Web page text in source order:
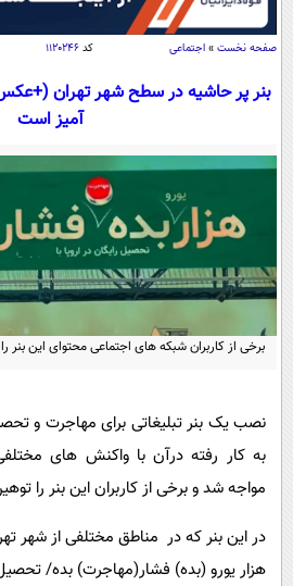
سیاسی
اقتصاد
اقتصادی
خودرو
جامعه
اجتماعی
حوادث
یک برش دانایی
محیط زیست
ورزشی
بین الملل
فرهنگ و هنر
علم و دانش
علمی
اخبار کریپتو
قرآن
گوناگون
سرگرمی
مجله تصویری سلاح
فیلم
ورزش
سیاست
سرگرمی
فناوری
گوناگون
خواندنی ها و دیدنی ها
داستان کوتاه
پیامک
روانشناسی
آشپزی
آموزش زبان
صفحه نخست » اجتماعی کد۱۱۲۰۲۴۶
بنر پر حاشیه در سطح شهر تهران
آمیز است
برخی از کاربران شبکه های اجتماعی محتوای این بنر
نصب یک بنر تبلیغاتی برای مهاجرت و
به کار رفته درآن با واکنش های
مواجه شد و برخی از کاربران این بنر را
در این بنر که در مناطق مختلفی از شهر
هزار یورو (بده) فشار(مهاجرت) بده/ تحصیل